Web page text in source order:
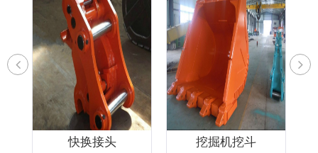
快换接头 挖掘机挖斗